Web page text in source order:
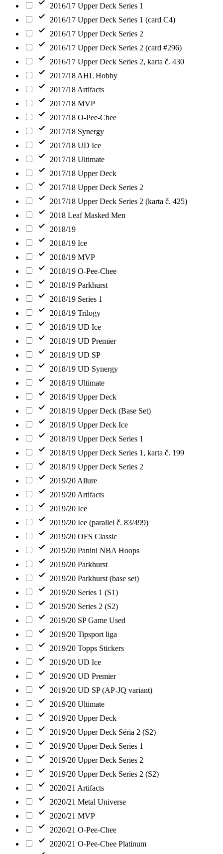
2016/17 Upper Deck Series 1
2016/17 Upper Deck Series 1 (card C4)
2016/17 Upper Deck Series 2
2016/17 Upper Deck Series 2 (card #296)
2016/17 Upper Deck Series 2, karta č. 430
2017/18 AHL Hobby
2017/18 Artifacts
2017/18 MVP
2017/18 O-Pee-Chee
2017/18 Synergy
2017/18 UD Ice
2017/18 Ultimate
2017/18 Upper Deck
2017/18 Upper Deck Series 2
2017/18 Upper Deck Series 2 (karta č. 425)
2018 Leaf Masked Men
2018/19
2018/19 Ice
2018/19 MVP
2018/19 O-Pee-Chee
2018/19 Parkhurst
2018/19 Series 1
2018/19 Trilogy
2018/19 UD Ice
2018/19 UD Premier
2018/19 UD SP
2018/19 UD Synergy
2018/19 Ultimate
2018/19 Upper Deck
2018/19 Upper Deck (Base Set)
2018/19 Upper Deck Ice
2018/19 Upper Deck Series 1
2018/19 Upper Deck Series 1, karta č. 199
2018/19 Upper Deck Series 2
2019/20 Allure
2019/20 Artifacts
2019/20 Ice
2019/20 Ice (parallel č. 83/499)
2019/20 OFS Classic
2019/20 Panini NBA Hoops
2019/20 Parkhurst
2019/20 Parkhurst (base set)
2019/20 Series 1 (S1)
2019/20 Series 2 (S2)
2019/20 SP Game Used
2019/20 Tipsport liga
2019/20 Topps Stickers
2019/20 UD Ice
2019/20 UD Premier
2019/20 UD SP (AP-JQ variant)
2019/20 Ultimate
2019/20 Upper Deck
2019/20 Upper Deck Séria 2 (S2)
2019/20 Upper Deck Series 1
2019/20 Upper Deck Series 2
2019/20 Upper Deck Series 2 (S2)
2020/21 Artifacts
2020/21 Metal Universe
2020/21 MVP
2020/21 O-Pee-Chee
2020/21 O-Pee-Chee Platinum